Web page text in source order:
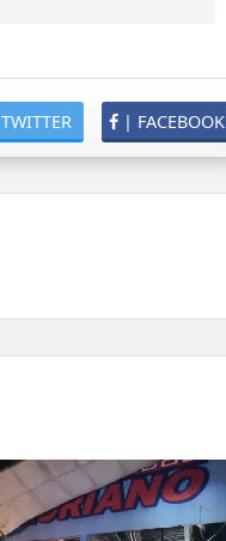
| FACEBOOK
TWITTER